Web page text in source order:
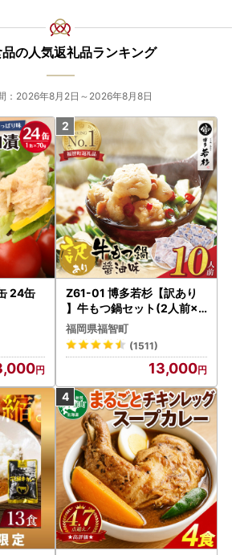
の人気返礼品ランキング
：2026年8月2日～2026年8月8日
24缶
Z61-01 博多若杉【訳あり
】牛もつ鍋セット(2人前×5
) 10人前 もつ鍋
福岡県福智町
(1511)
13,000